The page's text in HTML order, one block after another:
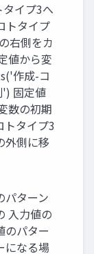
イプ3へ
トタイプ
右側をカ
値から変
作成-コ
') 固定値
数の初期
トタイプ3
外側に移
パターン
入力値の
のパター
になる場